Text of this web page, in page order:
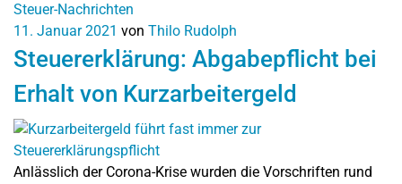
Steuer-Nachrichten
11. Januar 2021 von Thilo Rudolph
Steuererklärung: Abgabepflicht bei
Erhalt von Kurzarbeitergeld
Anlässlich der Corona-Krise wurden die Vorschriften rund